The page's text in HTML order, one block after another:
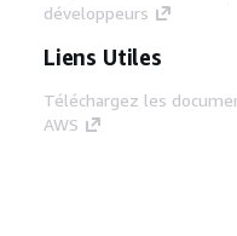
développeurs
Liens Utiles
Téléchargez les
AWS